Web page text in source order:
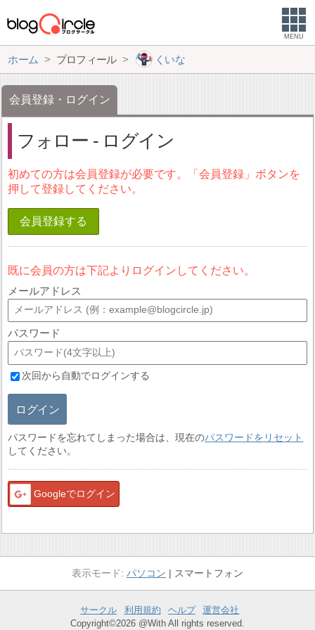
MENU
ホーム プロフィール くいな
会員登録・ログイン
フォロー - ログイン
初めての方は会員登録が必要です。「会員登録」ボタンを
押して登録してください。
会員登録する
既に会員の方は下記よりログインしてください。
メールアドレス
パスワード
次回から自動でログインする
ログイン
パスワードを忘れてしまった場合は、現在のパスワードをリセット
してください。
Googleでログイン
パソコン スマートフォン
サークル 利用規約 ヘルプ
運営会社
Copyright©2026 @With All rights reserved.